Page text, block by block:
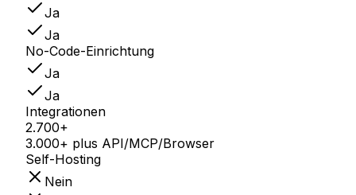
Ja
Ja
No-Code-Einrichtung
Ja
Ja
Integrationen
2.700+
3.000+ plus API/MCP/Browser
Self-Hosting
Nein